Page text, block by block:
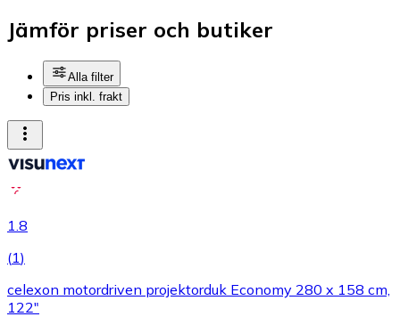
Jämför priser och butiker
Alla filter
Pris inkl. frakt
1.8
(1)
celexon motordriven projektorduk Economy 280 x 158 cm,
122"